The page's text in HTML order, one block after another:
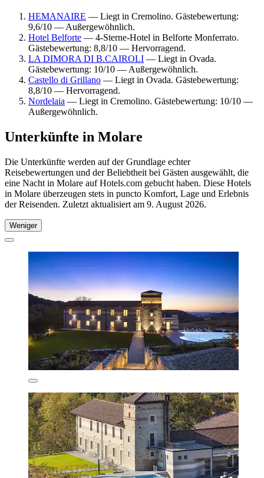
HEMANAIRE — Liegt in Cremolino. Gästebewertung:
9,6/10 — Außergewöhnlich.
Hotel Belforte — 4-Sterne-Hotel in Belforte Monferrato.
Gästebewertung: 8,8/10 — Hervorragend.
LA DIMORA DI B.CAIROLI — Liegt in Ovada.
Gästebewertung: 10/10 — Außergewöhnlich.
Castello di Grillano — Liegt in Ovada. Gästebewertung:
8,8/10 — Hervorragend.
Nordelaia — Liegt in Cremolino. Gästebewertung: 10/10 —
Außergewöhnlich.
Unterkünfte in Molare
Die Unterkünfte werden auf der Grundlage echter
Reisebewertungen und der Beliebtheit bei Gästen ausgewählt, die
eine Nacht in Molare auf Hotels.com gebucht haben. Diese Hotels
in Molare überzeugen stets in puncto Komfort, Lage und Erlebnis
der Reisenden. Zuletzt aktualisiert am 9. August 2026.
Weniger